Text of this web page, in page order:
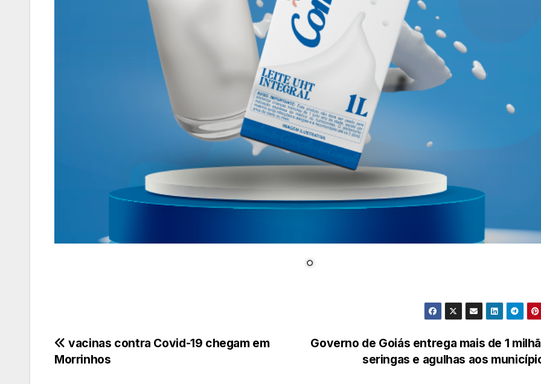
Navegação
Governo de Goiás entrega mais de 1
seringas e agulhas aos
vacinas contra Covid-19 chegam em
Morrinhos